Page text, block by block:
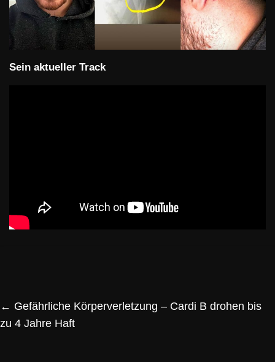
Sein aktueller Track
← Gefährliche Körperverletzung – Cardi B drohen bis
zu 4 Jahre Haft